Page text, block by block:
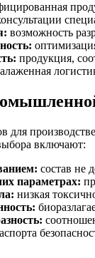
возможность
продукция,
для
включают:
состав не
параметрах:
низкая